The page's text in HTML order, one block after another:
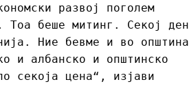
развој поголем
Тоа беше митинг. Секој ден
Ние бевме и во општина
и албанско и општинско
секоја цена“, изјави